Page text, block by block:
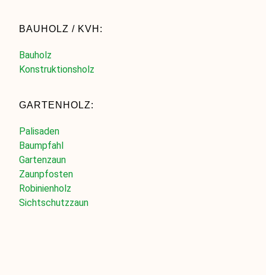
BAUHOLZ / KVH:
Bauholz
Konstruktionsholz
GARTENHOLZ:
Palisaden
Baumpfahl
Gartenzaun
Zaunpfosten
Robinienholz
Sichtschutzzaun